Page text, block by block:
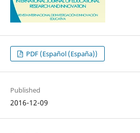
PDF (Español (España))
Published
2016-12-09